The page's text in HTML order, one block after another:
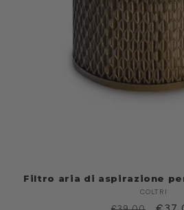
Filtro aria di aspirazione
COLTRI